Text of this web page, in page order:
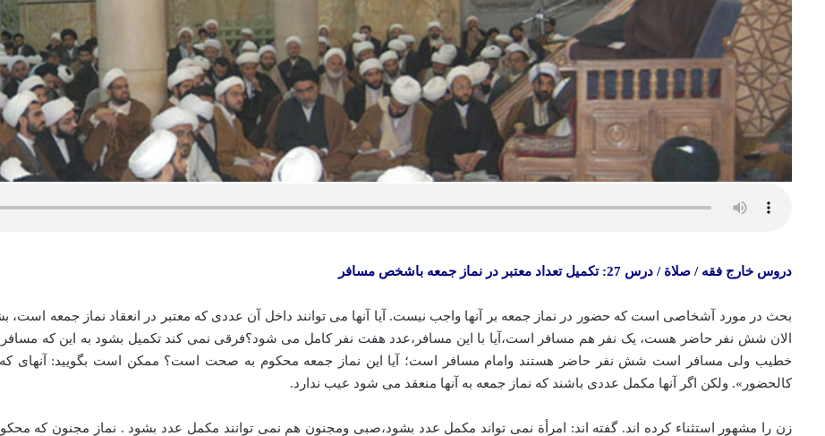
دروس خارج فقه / صلاة / درس 27: تکمیل تعداد معتبر در نماز جمعه باشخص مسافر
بحث در مورد آشخاصی است که حضور در نماز جمعه بر آنها واجب نیست. آیا آنها می توانند داخل آن عددی که معتبر در انعقاد نماز جمعه است،
الان شش نفر حاضر هست، یک نفر هم مسافر است،‌آیا با این مسافر،عدد هفت نفر کامل می شود؟فرقی نمی کند تکمیل بشود به این که
خطیب ولی مسافر است شش نفر حاضر هستند وامام مسافر است؛ آیا این نماز جمعه محکوم به صحت است؟ ممکن است بگویید: آنهای که
کالحضور». ولکن اگر آنها مکمل عددی باشند که نماز جمعه به آنها منعقد می شود عیب ندارد.
زن را مشهور استثناء کرده اند. گفته اند: امرأة نمی تواند مکمل عدد بشود،‌صبی ومجنون هم نمی توانند مکمل عدد بشود . نماز مجنون که